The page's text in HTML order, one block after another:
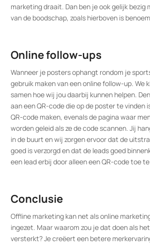
marketing draait. Dan ben je ook gelijk bezig
van de boodschap, zoals hierboven is
Online follow-ups
Wanneer je posters ophangt rondom je
gebruik maken van een online follow-up. We
samen hoe wij jou daarbij kunnen helpen.
aan een QR-code die op de poster te vinden
QR-code maken, evenals de pagina waar
worden geleid als ze de code scannen. Jij
in de buurt en wij zorgen ervoor dat de
goed is verzorgd en dat de leads goed
een lead erbij door alleen een QR-code toe
Conclusie
Offline marketing kan net als online
ingezet. Maar waarom zou je dat doen als
versterkt? Je creëert een betere